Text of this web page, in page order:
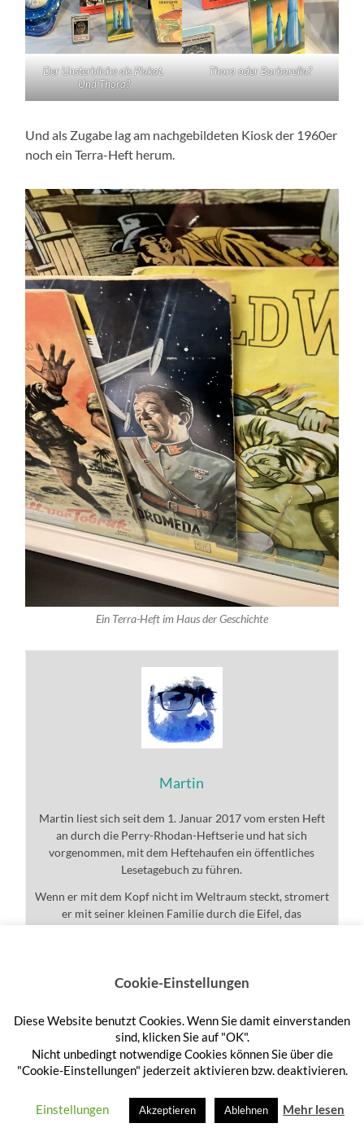
Der Unsterbliche als Plakat.
Und Thora?
Thora oder Barbarella?
Und als Zugabe lag am nachgebildeten Kiosk der 1960er
noch ein Terra-Heft herum.
Ein Terra-Heft im Haus der Geschichte
Martin
Martin liest sich seit dem 1. Januar 2017 vom ersten Heft
an durch die Perry-Rhodan-Heftserie und hat sich
vorgenommen, mit dem Heftehaufen ein öffentliches
Lesetagebuch zu führen.
Wenn er mit dem Kopf nicht im Weltraum steckt, stromert
er mit seiner kleinen Familie durch die Eifel, das
Anmelden
© 2026 HEFTEHAUFEN —HOCH ↑
Cookie-Einstellungen
Diese Website benutzt Cookies. Wenn Sie damit einverstanden
sind, klicken Sie auf "OK".
Nicht unbedingt notwendige Cookies können Sie über die
"Cookie-Einstellungen" jederzeit aktivieren bzw. deaktivieren.
Einstellungen Akzeptieren Ablehnen Mehr lesen